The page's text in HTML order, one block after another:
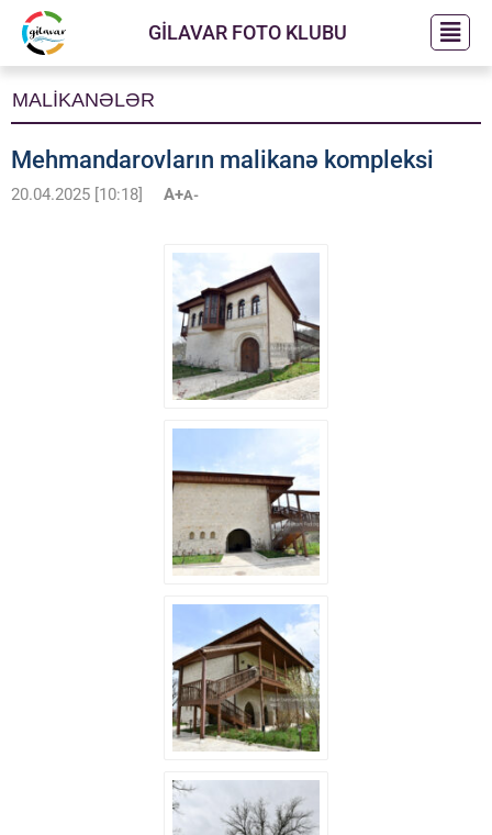
GİLAVAR FOTO KLUBU
MALİKANƏLƏR
Mehmandarovların malikanə kompleksi
20.04.2025 [10:18] A+A-